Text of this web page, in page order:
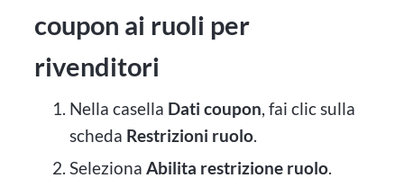
coupon ai ruoli per
rivenditori
Nella casella Dati coupon, fai clic sulla
scheda Restrizioni ruolo.
Seleziona Abilita restrizione ruolo.